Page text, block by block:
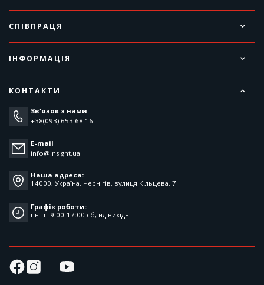
СПІВПРАЦЯ
ІНФОРМАЦІЯ
КОНТАКТИ
Зв'язок з нами
+38(093) 653 68 16
E-mail
info@insight.ua
Наша адреса:
14000, Україна, Чернігів, вулиця Кільцева, 7
Графік роботи:
пн-пт 9:00-17:00 cб, нд вихідні